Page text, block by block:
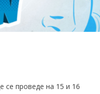
се проведе на 15 и 16